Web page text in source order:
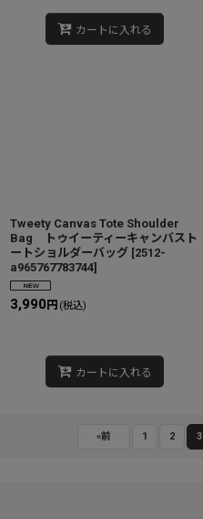
カートに入れる
Tweety Canvas Tote Shoulder
Bag トゥイーティーキャンバスト
ートショルダーバッグ [2512-
a965767783744]
3,990 円 (税込)
カートに入れる
«前 1 2 3